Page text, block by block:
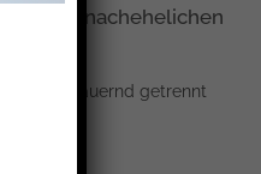
nachehelichen
an den dauernd getrennt